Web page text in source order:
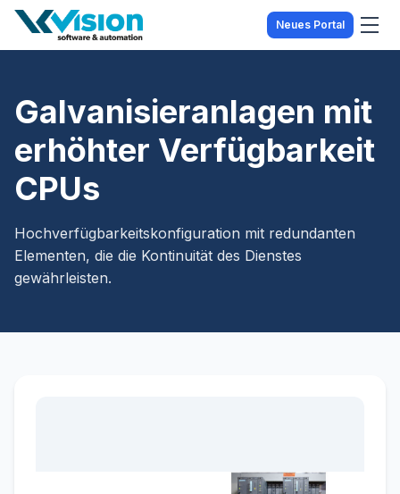
Neues Portal
Galvanisieranlagen mit
erhöhter Verfügbarkeit
CPUs
Hochverfügbarkeitskonfiguration mit redundanten
Elementen, die die Kontinuität des Dienstes
gewährleisten.